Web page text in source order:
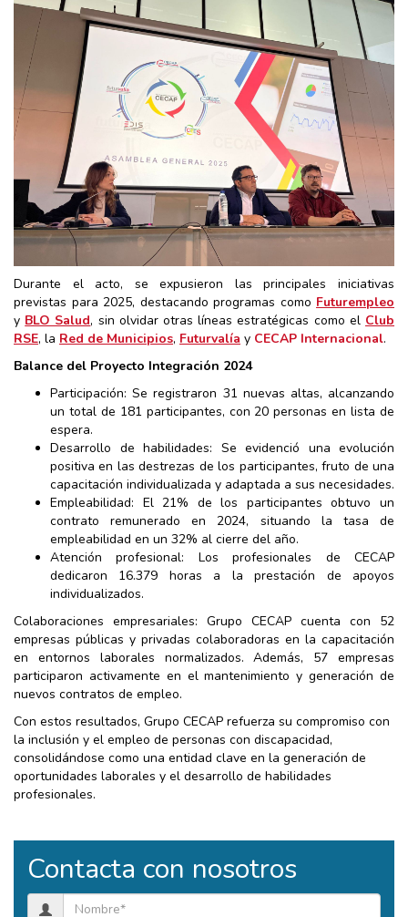
Durante el acto, se expusieron las principales iniciativas
previstas para 2025, destacando programas como Futurempleo
y BLO Salud, sin olvidar otras líneas estratégicas como el Club
RSE, la Red de Municipios, Futurvalía y CECAP Internacional.
Balance del Proyecto Integración 2024
Participación: Se registraron 31 nuevas altas, alcanzando
un total de 181 participantes, con 20 personas en lista de
espera.
Desarrollo de habilidades: Se evidenció una evolución
positiva en las destrezas de los participantes, fruto de una
capacitación individualizada y adaptada a sus necesidades.
Empleabilidad: El 21% de los participantes obtuvo un
contrato remunerado en 2024, situando la tasa de
empleabilidad en un 32% al cierre del año.
Atención profesional: Los profesionales de CECAP
dedicaron 16.379 horas a la prestación de apoyos
individualizados.
Colaboraciones empresariales: Grupo CECAP cuenta con 52
empresas públicas y privadas colaboradoras en la capacitación
en entornos laborales normalizados. Además, 57 empresas
participaron activamente en el mantenimiento y generación de
nuevos contratos de empleo.
Con estos resultados, Grupo CECAP refuerza su compromiso con
la inclusión y el empleo de personas con discapacidad,
consolidándose como una entidad clave en la generación de
oportunidades laborales y el desarrollo de habilidades
profesionales.
Contacta con nosotros